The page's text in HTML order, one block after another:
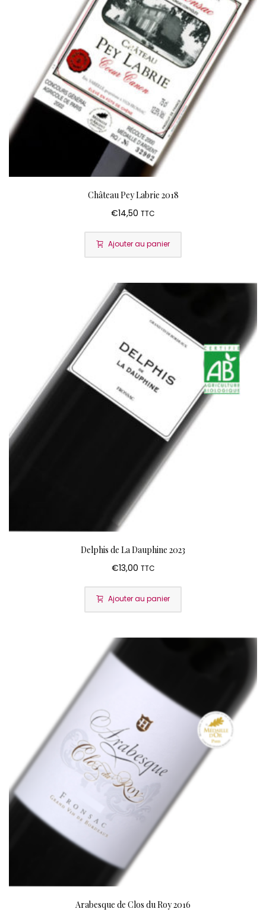
Château Pey Labrie 2018
€14,50 TTC
Ajouter au panier
Delphis de La Dauphine 2023
€13,00 TTC
Ajouter au panier
Arabesque de Clos du Roy 2016